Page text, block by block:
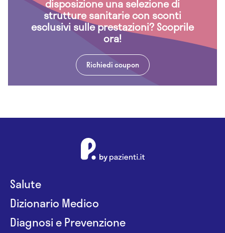
disposizione una selezione di
strutture sanitarie con sconti
esclusivi sulle prestazioni? Scoprile
ora!
Richiedi coupon
Salute
Dizionario Medico
Diagnosi e Prevenzione